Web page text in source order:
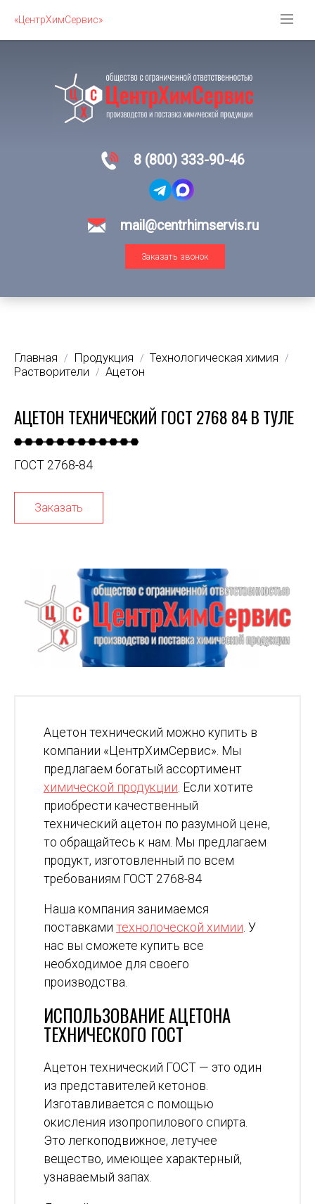
«ЦентрХимСервис»
8 (800) 333-90-46
mail@centrhimservis.ru
Заказать звонок
Главная / Продукция / Технологическая химия /
Растворители / Ацетон
АЦЕТОН ТЕХНИЧЕСКИЙ ГОСТ 2768 84 В ТУЛЕ
ГОСТ 2768-84
Заказать
Ацетон технический можно купить в
компании «ЦентрХимСервис». Мы
предлагаем богатый ассортимент
химической продукции . Если хотите
приобрести качественный
технический ацетон по разумной цене,
то обращайтесь к нам. Мы предлагаем
продукт, изготовленный по всем
требованиям ГОСТ 2768-84
Наша компания занимаемся
поставками технолоческой химии. У
нас вы сможете купить все
необходимое для своего
производства.
ИСПОЛЬЗОВАНИЕ АЦЕТОНА
ТЕХНИЧЕСКОГО ГОСТ
Ацетон технический ГОСТ — это один
из представителей кетонов.
Изготавливается с помощью
окисления изопропилового спирта.
Это легкоподвижное, летучее
вещество, имеющее характерный,
узнаваемый запах.